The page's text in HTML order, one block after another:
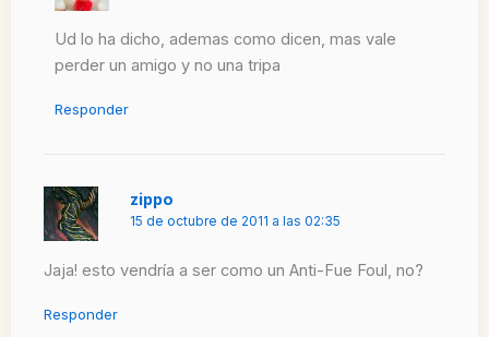
Ud lo ha dicho, ademas como dicen, mas vale
perder un amigo y no una tripa
Responder
zippo
15 de octubre de 2011 a las 02:35
Jaja! esto vendría a ser como un Anti-Fue Foul, no?
Responder